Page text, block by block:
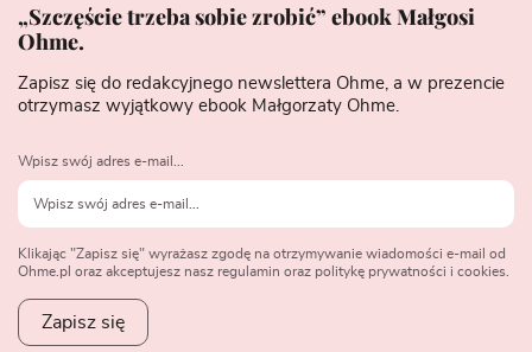
„Szczęście trzeba sobie zrobić” ebook Małgosi
Ohme.
Zapisz się do redakcyjnego newslettera Ohme, a w prezencie
otrzymasz wyjątkowy ebook Małgorzaty Ohme.
Wpisz swój adres e-mail...
Klikając "Zapisz się" wyrażasz zgodę na otrzymywanie wiadomości e-mail od
Ohme.pl oraz akceptujesz nasz regulamin oraz politykę prywatności i cookies.
Zapisz się